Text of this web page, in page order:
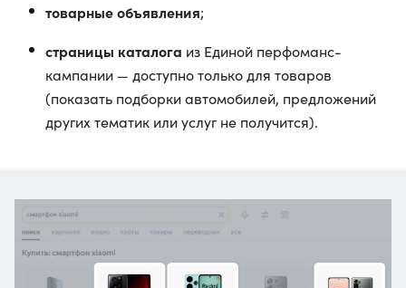
товарные объявления;
страницы каталога из Единой перфоманс-
кампании — доступно только для товаров
(показать подборки автомобилей, предложений
других тематик или услуг не получится).